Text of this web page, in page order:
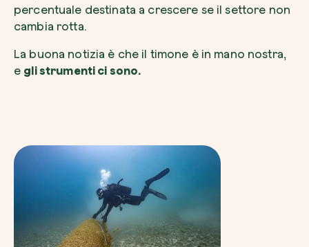
percentuale destinata a crescere se il settore non
cambia rotta.
La buona notizia è che il timone è in mano nostra,
e gli strumenti ci sono.
Esplora la mappa